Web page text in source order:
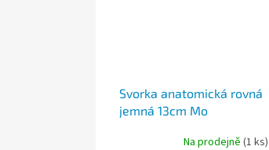
Svorka anatomická rovná
jemná 13cm Mo
Na prodejně (1 ks)